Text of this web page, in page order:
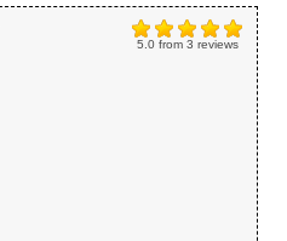
5.0from 3 reviews